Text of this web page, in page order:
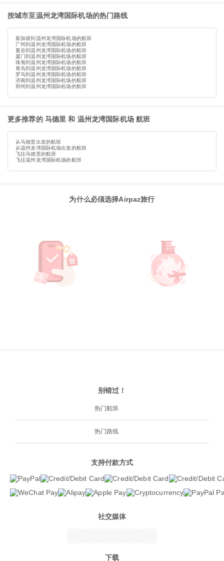
按城市至温州龙湾国际机场的热门路线
新加坡到温州龙湾国际机场的航班
广州到温州龙湾国际机场的航班
曼谷到温州龙湾国际机场的航班
厦门到温州龙湾国际机场的航班
珠海到温州龙湾国际机场的航班
青岛到温州龙湾国际机场的航班
罗马到温州龙湾国际机场的航班
济南到温州龙湾国际机场的航班
郑州到温州龙湾国际机场的航班
更多推荐的 马德里 和 温州龙湾国际机场 航班
从马德里出发的航班
从温州龙湾国际机场出发的航班
飞往马德里的航班
飞往温州龙湾国际机场的航班
为什么必须选择Airpaz旅行
别错过！
热门航班
热门路线
支持付款方式
社交媒体
下载